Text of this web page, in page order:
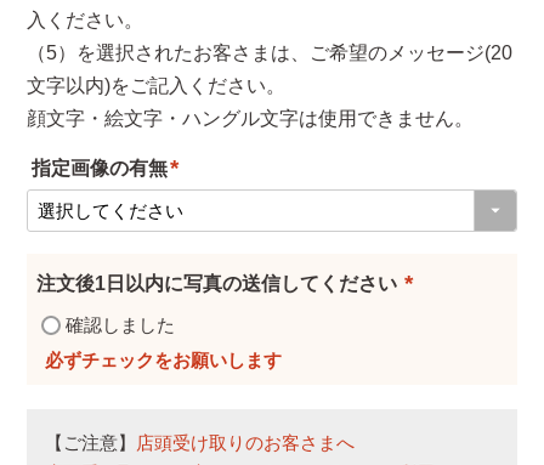
入ください。
（5）を選択されたお客さまは、ご希望のメッセージ(20
文字以内)をご記入ください。
顔文字・絵文字・ハングル文字は使用できません。
指定画像の有無
必
須
注文後1日以内に写真の送信してください
確認しました
【ご注意】 店頭受け取りのお客さまへ